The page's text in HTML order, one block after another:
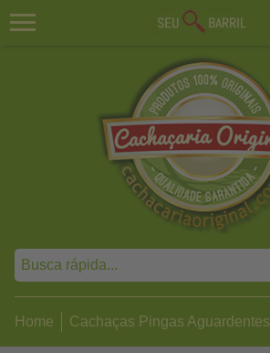
Home Cachaças Pingas Aguardentes